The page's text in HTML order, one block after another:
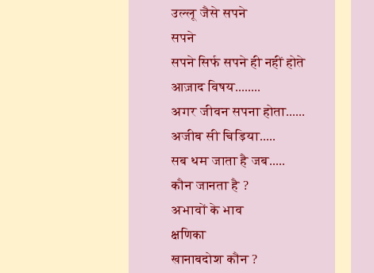
उल्लू जैसे सपने
सपने
सपने सिर्फ सपने ही नहीं होते
आज़ाद विषय........
अगर जीवन सपना होता......
अजीब सी चिड़िया.....
सब थम जाता है जब.....
कौन जानता है ?
अभावों के भाव
क्षणिका
खानाबदोश कौन ?